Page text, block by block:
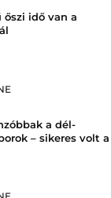
őszi idő van a
a dél-
– sikeres volt a